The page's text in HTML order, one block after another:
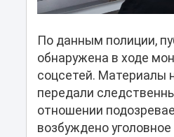
По данным полиции,
обнаружена в ходе
соцсетей. Материалы
передали
отношении
возбуждено